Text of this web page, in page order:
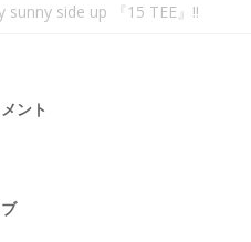
sunny side up 『15 TEE』‼︎
ント